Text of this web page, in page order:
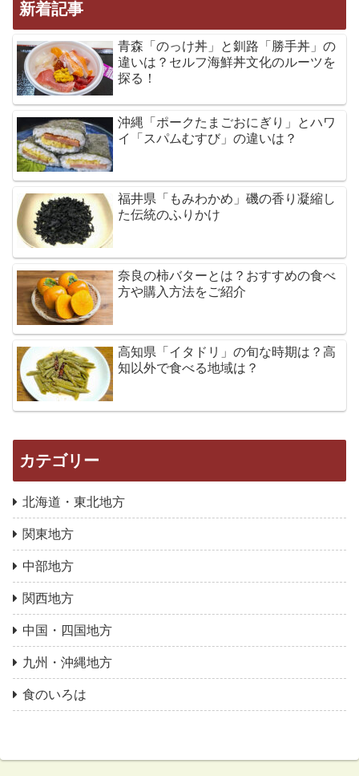
新着記事
青森「のっけ丼」と釧路「勝手丼」の
違いは？セルフ海鮮丼文化のルーツを
探る！
沖縄「ポークたまごおにぎり」とハワ
イ「スパムむすび」の違いは？
福井県「もみわかめ」磯の香り凝縮し
た伝統のふりかけ
奈良の柿バターとは？おすすめの食べ
方や購入方法をご紹介
高知県「イタドリ」の旬な時期は？高
知以外で食べる地域は？
カテゴリー
北海道・東北地方
関東地方
中部地方
関西地方
中国・四国地方
九州・沖縄地方
食のいろは